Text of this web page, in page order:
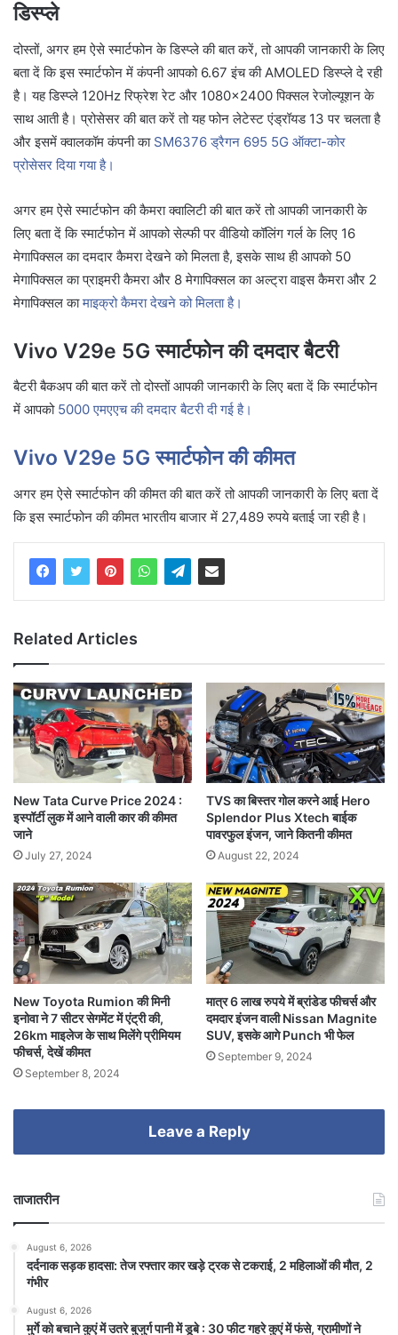
डिस्प्ले
दोस्तों, अगर हम ऐसे स्मार्टफोन के डिस्प्ले की बात करें, तो आपकी जानकारी के लिए
बता दें कि इस स्मार्टफोन में कंपनी आपको 6.67 इंच की AMOLED डिस्प्ले दे रही
है। यह डिस्प्ले 120Hz रिफ्रेश रेट और 1080×2400 पिक्सल रेजोल्यूशन के
साथ आती है। प्रोसेसर की बात करें तो यह फोन लेटेस्ट एंड्रॉयड 13 पर चलता है
और इसमें क्वालकॉम कंपनी काSM6376 ड्रैगन 695 5G ऑक्टा-कोर
प्रोसेसर दिया गया है।
अगर हम ऐसे स्मार्टफोन की कैमरा क्वालिटी की बात करें तो आपकी जानकारी के
लिए बता दें कि स्मार्टफोन में आपको सेल्फी पर वीडियो कॉलिंग गर्ल के लिए 16
मेगापिक्सल का दमदार कैमरा देखने को मिलता है, इसके साथ ही आपको 50
मेगापिक्सल का प्राइमरी कैमरा और 8 मेगापिक्सल का अल्ट्रा वाइस कैमरा और 2
मेगापिक्सल कामाइक्रो कैमरा देखने को मिलता है।
Vivo V29e 5G स्मार्टफोन की दमदार बैटरी
बैटरी बैकअप की बात करें तो दोस्तों आपकी जानकारी के लिए बता दें कि स्मार्टफोन
में आपको 5000 एमएएच की दमदार बैटरी दी गई है।
Vivo V29e 5G स्मार्टफोन की कीमत
अगर हम ऐसे स्मार्टफोन की कीमत की बात करें तो आपकी जानकारी के लिए बता दें
कि इस स्मार्टफोन की कीमत भारतीय बाजार में 27,489 रुपये बताई जा रही है।
Related Articles
New Tata Curve Price 2024 :
इस्पॉर्टी लुक में आने वाली कार की कीमत
जाने
July 27, 2024
TVS का बिस्तर गोल करने आई Hero
Splendor Plus Xtech बाईक
पावरफुल इंजन, जाने कितनी कीमत
August 22, 2024
New Toyota Rumion की मिनी
इनोवा ने 7 सीटर सेगमेंट में एंट्री की,
26km माइलेज के साथ मिलेंगे प्रीमियम
फीचर्स, देखें कीमत
September 8, 2024
मात्र 6 लाख रुपये में ब्रांडेड फीचर्स और
दमदार इंजन वाली Nissan Magnite
SUV, इसके आगे Punch भी फेल
September 9, 2024
Leave a Reply
ताजातरीन
August 6, 2026
दर्दनाक सड़क हादसा: तेज रफ्तार कार खड़े ट्रक से टकराई, 2 महिलाओं की मौत, 2
गंभीर
August 6, 2026
मुर्गे को बचाने कुएं में उतरे बुजुर्ग पानी में डूबे : 30 फीट गहरे कुएं में फंसे, ग्रामीणों ने